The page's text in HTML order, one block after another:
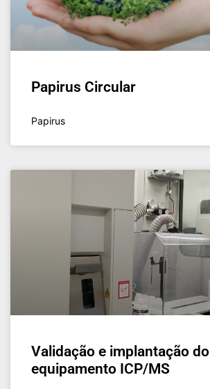
Papirus Circular
Papirus
Validação e implantação do
equipamento ICP/MS